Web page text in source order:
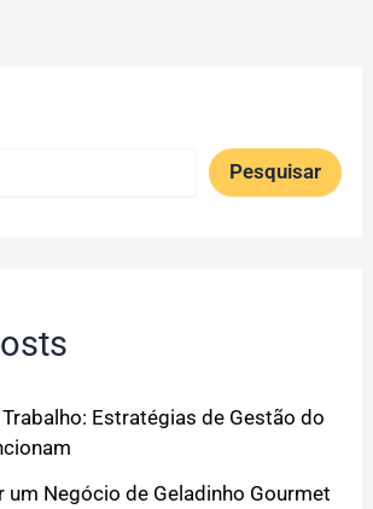
Pesquisar
Estratégias de Gestão do
um Negócio de Geladinho Gourmet